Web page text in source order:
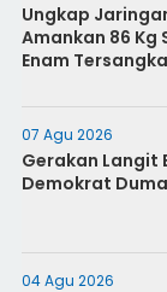
Ungkap
Amankan 86 Kg
Enam Tersangka
07 Agu 2026
Gerakan Langit
Demokrat
04 Agu 2026